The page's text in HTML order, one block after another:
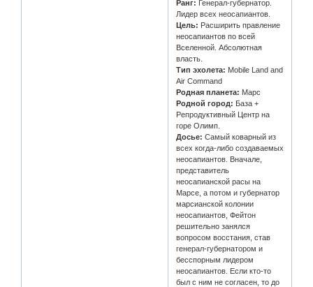
Ранг: Генерал-губернатор.
Лидер всех неосапиантов.
Цель: Расширить правление
неосапиантов по всей
Вселенной. Абсолютная
власть.
Тип эхолета: Mobile Land and
Air Command
Родная планета: Марс
Родной город: База +
Репродуктивный Центр на
горе Олимп.
Досье: Самый коварный из
всех когда-либо создаваемых
неосапиантов. Вначале,
представитель
неосапианской расы на
Марсе, а потом и губернатор
марсианской колонии
неосапиантов, Фейтон
решительно занялся
вопросом восстания, став
генерал-губернатором и
бесспорным лидером
неосапиантов. Если кто-то
был с ним не согласен, то до